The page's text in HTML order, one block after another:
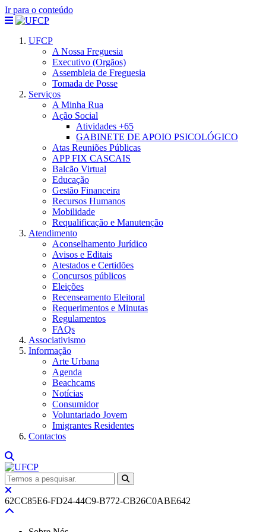
Ir para o conteúdo
UFCP
A Nossa Freguesia
Executivo (Orgãos)
Assembleia de Freguesia
Tomada de Posse
Serviços
A Minha Rua
Ação Social
Atividades +65
GABINETE DE APOIO PSICOLÓGICO
Atas Reuniões Públicas
APP FIX CASCAIS
Balcão Virtual
Educação
Gestão Financeira
Recursos Humanos
Mobilidade
Requalificação e Manutenção
Atendimento
Aconselhamento Jurídico
Avisos e Editais
Atestados e Certidões
Concursos públicos
Eleições
Recenseamento Eleitoral
Requerimentos e Minutas
Regulamentos
FAQs
Associativismo
Informação
Arte Urbana
Agenda
Beachcams
Notícias
Consumidor
Voluntariado Jovem
Imigrantes Residentes
Contactos
62CC85E6-FD24-44C9-B772-CB26C0ABE642